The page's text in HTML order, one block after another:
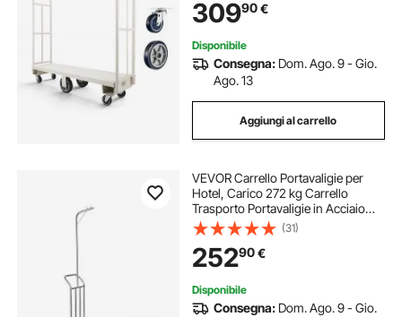
1525 x 410 x 1520 mm Logistica
30990€
Disponibile
Consegna: Dom. Ago. 9 - Gio.
Ago. 13
Aggiungi al carrello
VEVOR Carrello Portavaligie per
Hotel, Carico 272 kg Carrello
Trasporto Portavaligie in Acciaio
Inox a 3 Ruote, Ponte in Moquette
Grigia e Ruote in Gomma, per
Centri Congressi, Proprietà in
Affitto
(31)
25290€
Disponibile
Consegna: Dom. Ago. 9 - Gio.